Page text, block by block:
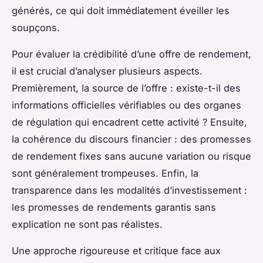
générés, ce qui doit immédiatement éveiller les
soupçons.
Pour évaluer la crédibilité d’une offre de rendement,
il est crucial d’analyser plusieurs aspects.
Premièrement, la source de l’offre : existe-t-il des
informations officielles vérifiables ou des organes
de régulation qui encadrent cette activité ? Ensuite,
la cohérence du discours financier : des promesses
de rendement fixes sans aucune variation ou risque
sont généralement trompeuses. Enfin, la
transparence dans les modalités d’investissement :
les promesses de rendements garantis sans
explication ne sont pas réalistes.
Une approche rigoureuse et critique face aux